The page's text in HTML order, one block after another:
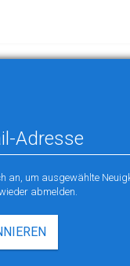
an, um ausgewählte
abmelden.